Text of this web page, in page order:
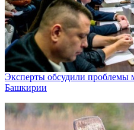
Эксперты обсудили
Башкирии